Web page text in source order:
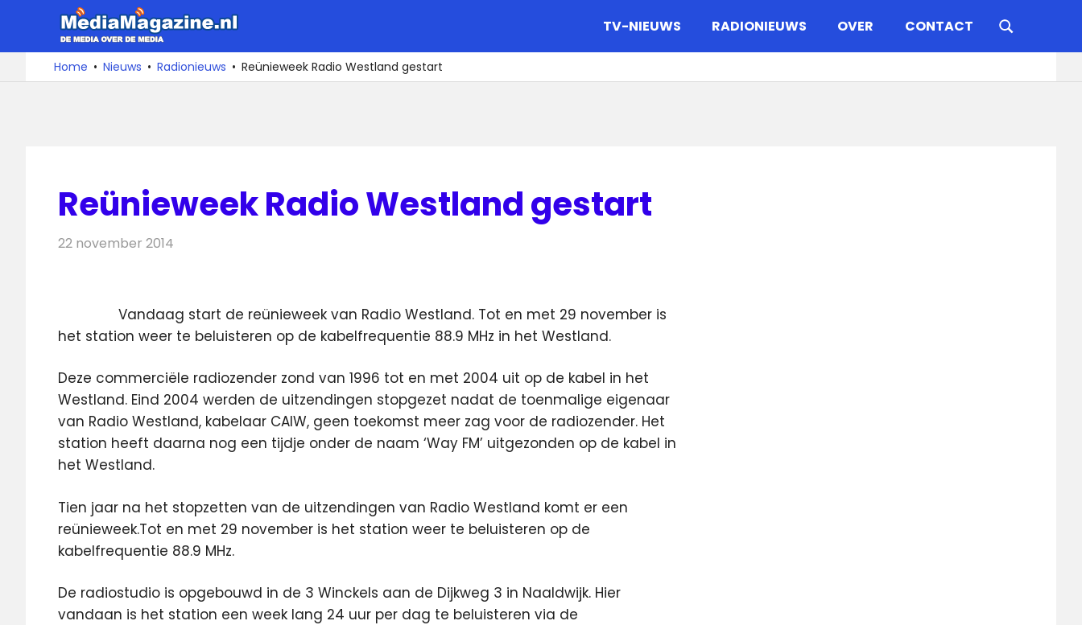
de
De
media
over
TV-NIEUWS RADIONIEUWS OVER CONTACT
Home Nieuws Radionieuws Reünieweek Radio Westland gestart
Reünieweek Radio Westland gestart
22 november 2014
Vandaag start de reünieweek van Radio Westland. Tot en met 29 november is
het station weer te beluisteren op de kabelfrequentie 88.9 MHz in het Westland.
Deze commerciële radiozender zond van 1996 tot en met 2004 uit op de kabel in het
Westland. Eind 2004 werden de uitzendingen stopgezet nadat de toenmalige eigenaar
van Radio Westland, kabelaar CAIW, geen toekomst meer zag voor de radiozender. Het
station heeft daarna nog een tijdje onder de naam ‘Way FM’ uitgezonden op de kabel in
het Westland.
Tien jaar na het stopzetten van de uitzendingen van Radio Westland komt er een
reünieweek.Tot en met 29 november is het station weer te beluisteren op de
kabelfrequentie 88.9 MHz.
De radiostudio is opgebouwd in de 3 Winckels aan de Dijkweg 3 in Naaldwijk. Hier
vandaan is het station een week lang 24 uur per dag te beluisteren via de